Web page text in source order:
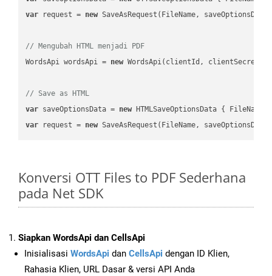
var request = new SaveAsRequest(FileName,
// Mengubah HTML menjadi PDF
WordsApi wordsApi = new WordsApi(clientId, clientSecret);
// Save as HTML
var saveOptionsData = new HTMLSaveOptionsData { FileName
var request = new
Konversi OTT Files to PDF Sederhana
pada Net SDK
Siapkan WordsApi dan CellsApi
Inisialisasi WordsApi dan CellsApi dengan ID Klien,
Rahasia Klien, URL Dasar & versi API Anda